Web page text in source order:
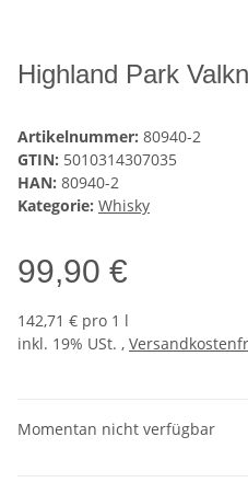
Highland Park
Artikelnummer: 80940-2
GTIN: 5010314307035
HAN: 80940-2
Kategorie: Whisky
99,90 €
142,71 € pro 1 l
inkl. 19% USt. ,
Momentan nicht verfügbar